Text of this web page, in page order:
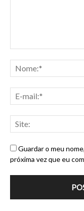
Guardar o meu
próxima vez que eu